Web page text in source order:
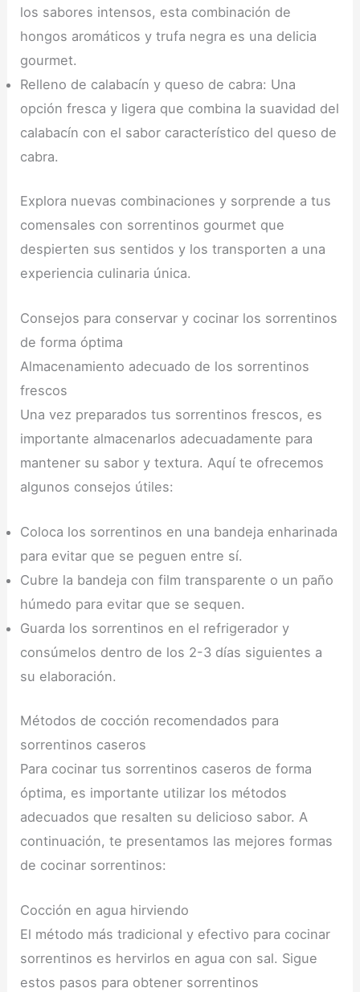
los sabores intensos, esta combinación de
hongos aromáticos y trufa negra es una delicia
gourmet.
Relleno de calabacín y queso de cabra: Una
opción fresca y ligera que combina la suavidad del
calabacín con el sabor característico del queso de
cabra.
Explora nuevas combinaciones y sorprende a tus
comensales con sorrentinos gourmet que
despierten sus sentidos y los transporten a una
experiencia culinaria única.
Consejos para conservar y cocinar los sorrentinos
de forma óptima
Almacenamiento adecuado de los sorrentinos
frescos
Una vez preparados tus sorrentinos frescos, es
importante almacenarlos adecuadamente para
mantener su sabor y textura. Aquí te ofrecemos
algunos consejos útiles:
Coloca los sorrentinos en una bandeja enharinada
para evitar que se peguen entre sí.
Cubre la bandeja con film transparente o un paño
húmedo para evitar que se sequen.
Guarda los sorrentinos en el refrigerador y
consúmelos dentro de los 2-3 días siguientes a
su elaboración.
Métodos de cocción recomendados para
sorrentinos caseros
Para cocinar tus sorrentinos caseros de forma
óptima, es importante utilizar los métodos
adecuados que resalten su delicioso sabor. A
continuación, te presentamos las mejores formas
de cocinar sorrentinos:
Cocción en agua hirviendo
El método más tradicional y efectivo para cocinar
sorrentinos es hervirlos en agua con sal. Sigue
estos pasos para obtener sorrentinos